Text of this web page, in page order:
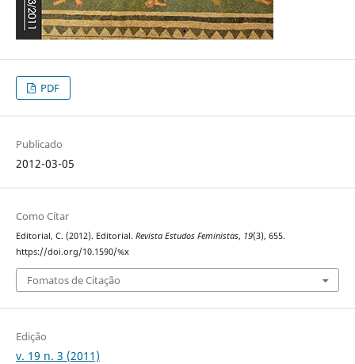
PDF
Publicado
2012-03-05
Como Citar
Editorial, C. (2012). Editorial. Revista Estudos Feministas, 19(3), 655.
https://doi.org/10.1590/%x
Fomatos de Citação
Edição
v. 19 n. 3 (2011)